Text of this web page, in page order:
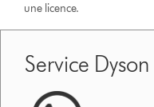
une licence.
Service Dyson